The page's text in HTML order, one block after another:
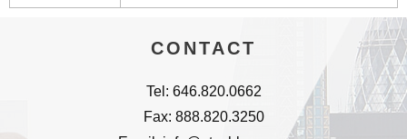
CONTACT
Tel: 646.820.0662
Fax: 888.820.3250